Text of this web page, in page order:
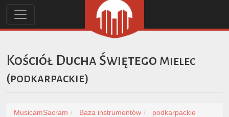
Kościół Ducha Świętego Mielec
(podkarpackie)
MusicamSacram Baza instrumentów
podkarpackie